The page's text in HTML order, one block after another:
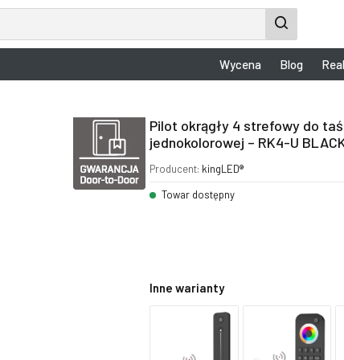
Wycena Blog
Pilot okrągły 4 strefowy do
jednokolorowej – RK4-U
Producent: kingLED®
Towar dostępny
Inne warianty